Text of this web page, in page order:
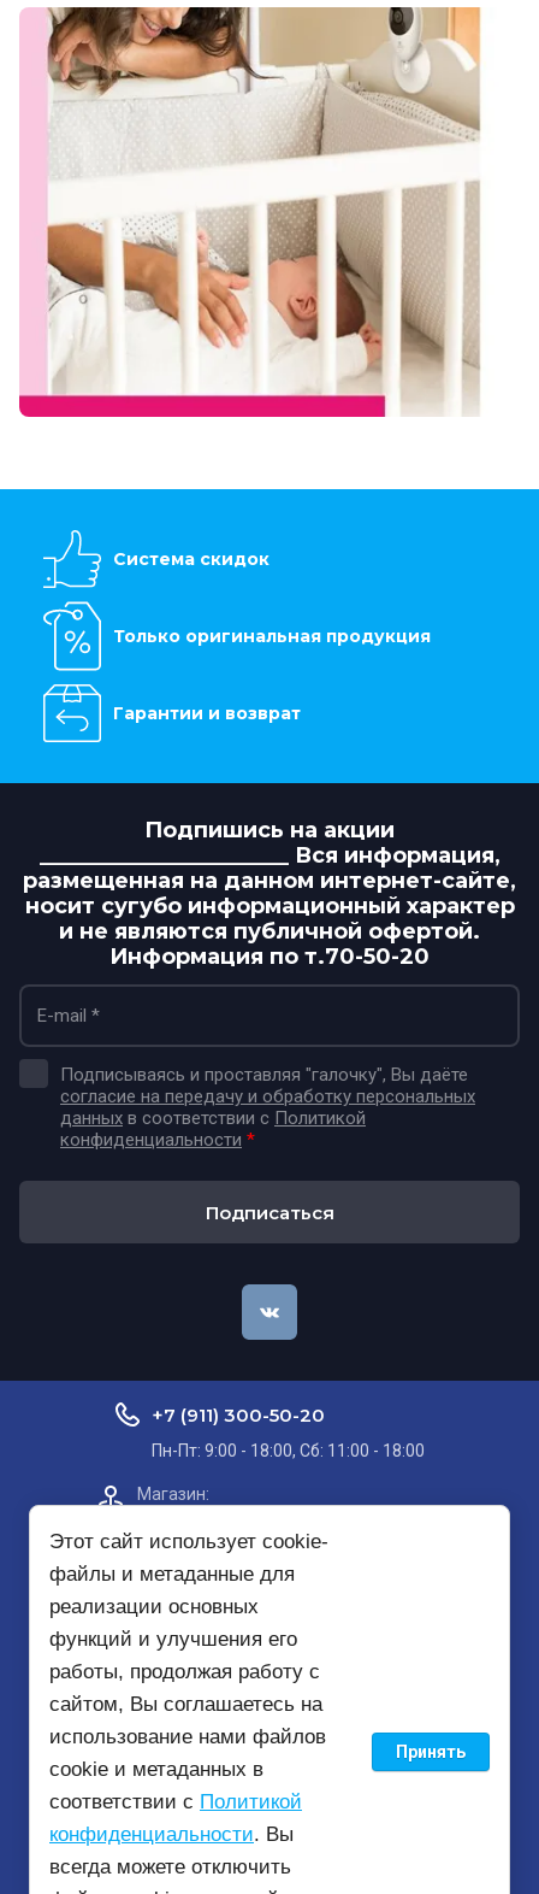
Система скидок
Только оригинальная продукция
Гарантии и возврат
Подпишись на акции
_______________________ Вся информация,
размещенная на данном интернет-сайте,
носит сугубо информационный характер
и не являются публичной офертой.
Информация по т.70-50-20
Подписываясь и проставляя "галочку", Вы даёте
согласие на передачу и обработку персональных
данных в соответствии с Политикой
конфиденциальности *
Подписаться
© 2020 - 2026
+7 (911) 300-50-20
Пн-Пт: 9:00 - 18:00, Сб: 11:00 - 18:00
Магазин:​
этаж
mirbezopasnosti51@yandex.ru
Этот сайт использует cookie-
файлы и метаданные для
реализации основных
функций и улучшения его
работы, продолжая работу с
сайтом, Вы соглашаетесь на
использование нами файлов
cookie и метаданных в
соответствии с Политикой
конфиденциальности. Вы
всегда можете отключить
Принять